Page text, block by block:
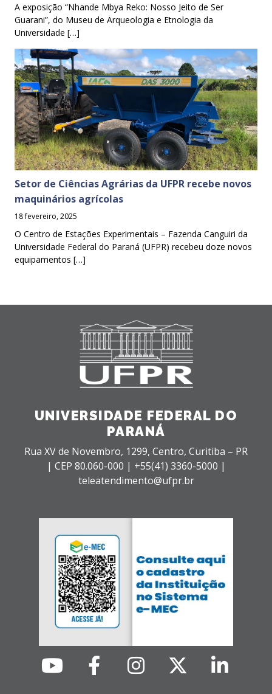
A exposição “Nhande Mbya Reko: Nosso Jeito de Ser
Guarani”, do Museu de Arqueologia e Etnologia da
Universidade […]
Setor de Ciências Agrárias da UFPR recebe novos
maquinários agrícolas
18 fevereiro, 2025
O Centro de Estações Experimentais – Fazenda Canguiri da
Universidade Federal do Paraná (UFPR) recebeu doze novos
equipamentos […]
UNIVERSIDADE FEDERAL DO
PARANÁ
Rua XV de Novembro, 1299, Centro, Curitiba – PR
| CEP 80.060-000 | +55(41) 3360-5000 |
teleatendimento@ufpr.br